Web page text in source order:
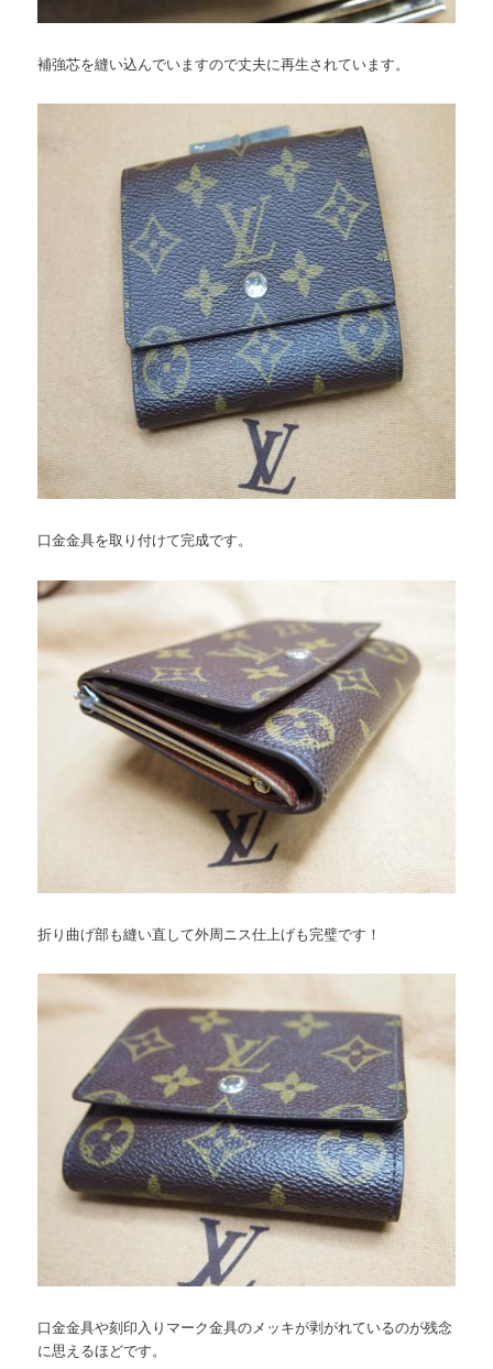
補強芯を縫い込んでいますので丈夫に再生されています。
口金金具を取り付けて完成です。
折り曲げ部も縫い直して外周ニス仕上げも完璧です！
口金金具や刻印入りマーク金具のメッキが剥がれているのが残念
に思えるほどです。